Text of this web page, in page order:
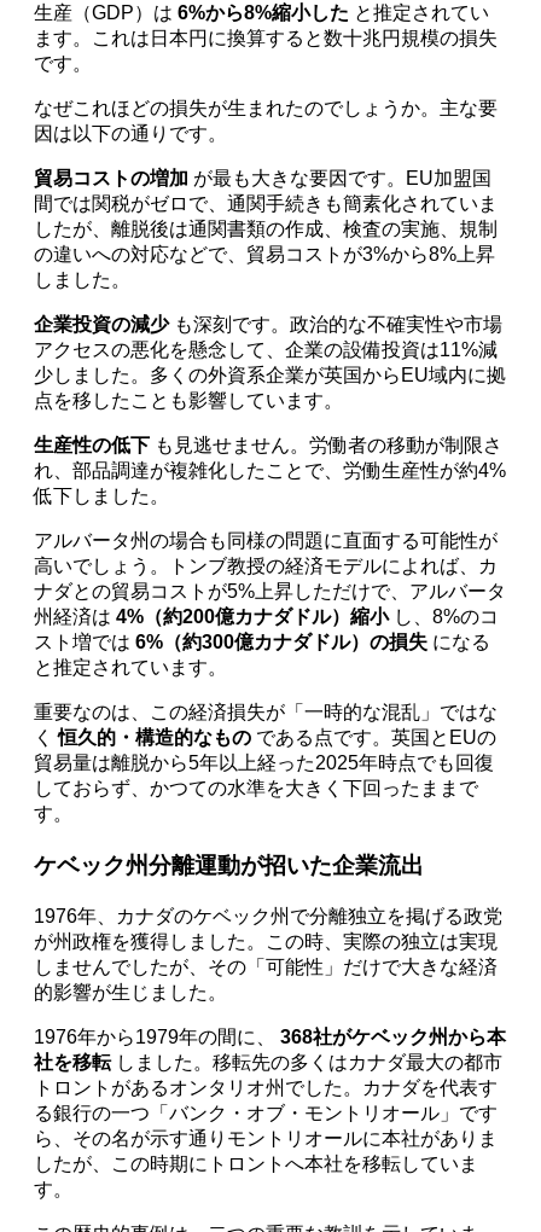
生産（GDP）は6%から8%縮小した と推定されてい
ます。これは日本円に換算すると数十兆円規模の損失
です。
なぜこれほどの損失が生まれたのでしょうか。主な要
因は以下の通りです。
貿易コストの増加 が最も大きな要因です。EU加盟国
間では関税がゼロで、通関手続きも簡素化されていま
したが、離脱後は通関書類の作成、検査の実施、規制
の違いへの対応などで、貿易コストが3%から8%上昇
しました。
企業投資の減少も深刻です。政治的な不確実性や市場
アクセスの悪化を懸念して、企業の設備投資は11%減
少しました。多くの外資系企業が英国からEU域内に拠
点を移したことも影響しています。
生産性の低下 も見逃せません。労働者の移動が制限さ
れ、部品調達が複雑化したことで、労働生産性が約4%
低下しました。
アルバータ州の場合も同様の問題に直面する可能性が
高いでしょう。トンブ教授の経済モデルによれば、カ
ナダとの貿易コストが5%上昇しただけで、アルバータ
州経済は4%（約200億カナダドル）縮小し、8%のコ
スト増では6%（約300億カナダドル）の損失 になる
と推定されています。
重要なのは、この経済損失が「一時的な混乱」ではな
く恒久的・構造的なもの である点です。英国とEUの
貿易量は離脱から5年以上経った2025年時点でも回復
しておらず、かつての水準を大きく下回ったままで
す。
ケベック州分離運動が招いた企業流出
1976年、カナダのケベック州で分離独立を掲げる政党
が州政権を獲得しました。この時、実際の独立は実現
しませんでしたが、その「可能性」だけで大きな経済
的影響が生じました。
1976年から1979年の間に、368社がケベック州から本
社を移転しました。移転先の多くはカナダ最大の都市
トロントがあるオンタリオ州でした。カナダを代表す
る銀行の一つ「バンク・オブ・モントリオール」です
ら、その名が示す通りモントリオールに本社がありま
したが、この時期にトロントへ本社を移転していま
す。